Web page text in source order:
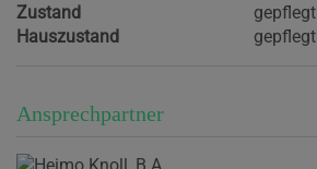
Zustand
gepflegt
Hauszustand
gepflegt
Ansprechpartner